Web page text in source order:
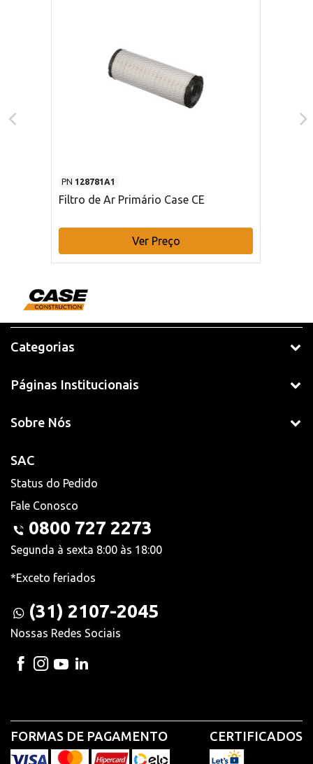
PN 128781A1
Filtro de Ar Primário Case CE
Ver Preço
Categorias
Páginas Institucionais
Sobre Nós
SAC
Status do Pedido
Fale Conosco
0800 727 2273
Segunda à sexta 8:00 às 18:00
*Exceto feriados
(31) 2107-2045
Nossas Redes Sociais
FORMAS DE PAGAMENTO CERTIFICADOS